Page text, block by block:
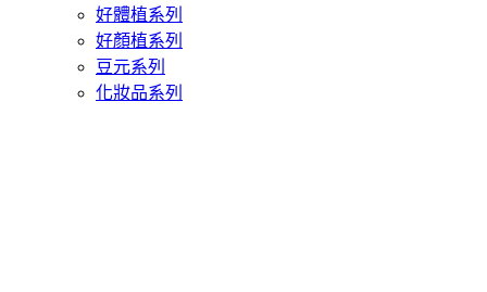
好體植系列
好顏植系列
豆元系列
化妝品系列